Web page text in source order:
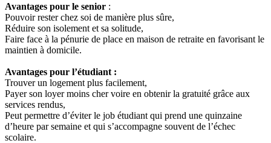
Avantages pour le senior :
Pouvoir rester chez soi de manière plus sûre,
Réduire son isolement et sa solitude,
Faire face à la pénurie de place en maison de retraite en favorisant le
maintien à domicile.
Avantages pour l’étudiant :
Trouver un logement plus facilement,
Payer son loyer moins cher voire en obtenir la gratuité grâce aux
services rendus,
Peut permettre d’éviter le job étudiant qui prend une quinzaine
d’heure par semaine et qui s’accompagne souvent de l’échec
scolaire.